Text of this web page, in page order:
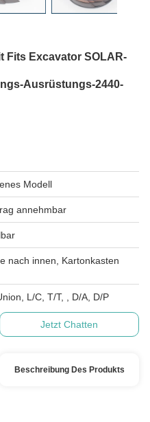
Fits Excavator SOLAR-
Ausrüstungs-2440-
Modell
annehmbar
nach innen, Kartonkasten
L/C, T/T, , D/A, D/P
Jetzt Chatten
Beschreibung Des Produkts